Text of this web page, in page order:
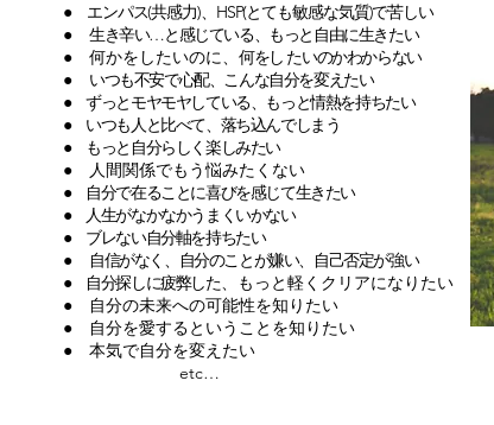
● エンパス(共感力)、HSP(とても敏感な気質)で苦しい
​● 生き辛い…と感じている、もっと自由に生きたい
​● 何かをしたいのに、 何をし たいのかわからない
● いつも不安で心配、こんな自分を変えたい
● ずっとモヤモヤしている、もっと情熱を持ちたい
● いつも人と比べて、落ち込んでしまう
● もっと自分らしく楽しみたい
● 人間関係でもう悩みたくない
● 自分で在ることに喜びを感じて生きたい
● 人生がなかなかうまくいかない
● ブレない自分軸を持ちたい
●
自信がなく、自分のことが嫌い、自己否定が強い
​● 自分探しに疲弊した​、もっと軽くクリアになりたい
● 自分の未来への可能性を知りたい
●
自分を愛するということを知りたい
● 本気で自分を変えたい
etc…